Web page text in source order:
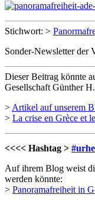
Stichwort: >
Sonder-Newsletter der
Dieser Beitrag könnte
Gesellschaft Günther
> Artikel auf unserem
> La crise en Grèce et
<<<< Hashtag >
Auf ihrem Blog weist
werden könnte:
> Panoramafreiheit in